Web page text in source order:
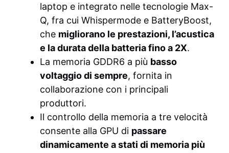
laptop e integrato nelle tecnologie Max-
Q, fra cui Whispermode e BatteryBoost,
che migliorano le prestazioni, l’acustica
e la durata della batteria fino a 2X.
La memoria GDDR6 a più basso
voltaggio di sempre, fornita in
collaborazione con i principali
produttori.
Il controllo della memoria a tre velocità
consente alla GPU di passare
dinamicamente a stati di memoria più